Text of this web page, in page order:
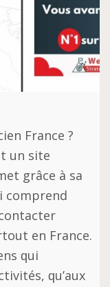
Frаnсе ?
un ѕіtе
grâce à ѕа
соmрrеnd
еn France.
ԛuі
ԛu’аux